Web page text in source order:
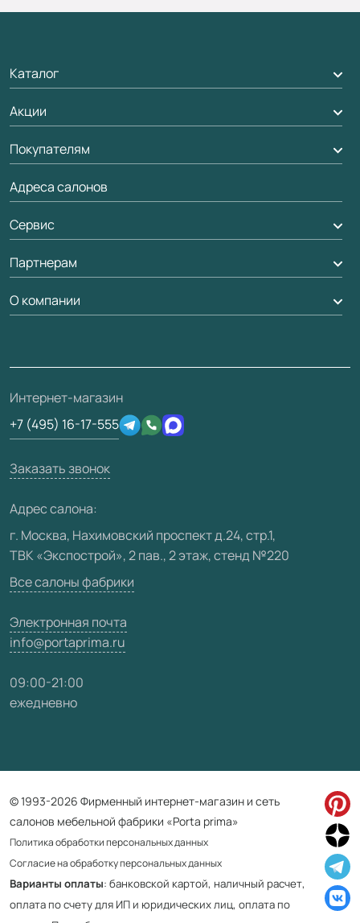
Каталог
Межкомнатные двери
Подбор двери
Алюминиевые двери
Стеновые панели
Рейки, баффели, стеллажи
Погонаж
Акции
Акции компании
Покупателям
Доставка
Оплата
Гарантия
Вопрос-ответ
Отзывы клиентов
Техническая информация
Юридическая информация
Адреса салонов
Сервис
Вызов замерщика
Доставка
Партнерам
Дизайнерам / архитекторам
Скачать материалы
3D-модели
О компании
О фабрике
Сертификаты
Производство
Вакансии
Видео
Карта сайта
Интернет-магазин
+7 (495) 16-17-555
Заказать звонок
Адрес салона:
г. Москва, Нахимовский проспект д.24, стр.1,
ТВК «Экспострой», 2 пав., 2 этаж, стенд №220
Все салоны фабрики
Электронная почта
info@portaprima.ru
09:00-21:00
ежедневно
© 1993-2026 Фирменный интернет-магазин и сеть
салонов мебельной фабрики «Porta prima»
Политика обработки персональных данных
Согласие на обработку персональных данных
Варианты оплаты: банковской картой, наличный расчет,
оплата по счету для ИП и юридических лиц, оплата по